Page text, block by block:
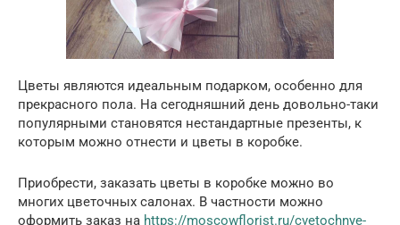
Цветы являются идеальным подарком, особенно для
прекрасного пола. На сегодняшний день довольно-таки
популярными становятся нестандартные презенты, к
которым можно отнести и цветы в коробке.
Приобрести, заказать цветы в коробке можно во
многих цветочных салонах. В частности можно
оформить заказ на https://moscowflorist.ru/cvetochnye-